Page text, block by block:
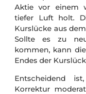
Aktie vor einem
tiefer Luft holt.
Kurslücke aus
Sollte es zu
kommen, kann
Endes der
Entscheidend
Korrektur